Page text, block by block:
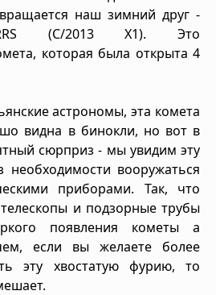
наш зимний друг -
(C/2013 X1). Это
которая была открыта 4
астрономы, эта комета
видна в бинокли, но вот в
сюрприз - мы увидим эту
необходимости вооружаться
приборами. Так, что
и подзорные трубы
появления кометы а
если вы желаете более
эту хвостатую фурию, то